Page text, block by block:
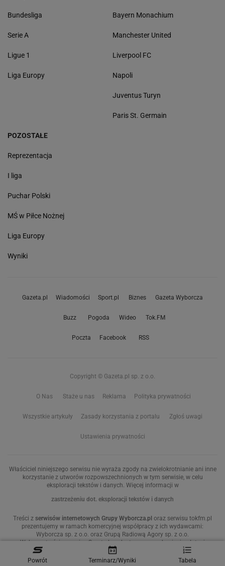
Powrót Terminarz/Wyniki Tabela
Bundesliga
Serie A
Ligue 1
Liga Europy
Bayern Monachium
Manchester United
Liverpool FC
Napoli
Juventus Turyn
Paris St. Germain
POZOSTAŁE
Reprezentacja
I liga
Puchar Polski
MŚ w Piłce Nożnej
Liga Europy
Wyniki
Gazeta.pl Wiadomości Sport.pl Biznes Gazeta Wyborcza
Buzz Pogoda Wideo Tok.FM
Poczta Facebook RSS
Copyright © Gazeta.pl sp. z o.o.
O Nas Staże u nas Reklama Polityka prywatności
Wszystkie artykuły Zasady korzystania z portalu Zgłoś uwagi
Ustawienia prywatności
Właściciel niniejszego serwisu nie wyraża zgody na zwielokrotnianie ani inne
korzystanie z utworów rozpowszechnionych w tym serwisie, w celu
eksploracji tekstów i danych. Więcej informacji w
zastrzeżeniu dot. eksploracji tekstów i danych
Treści z serwisów internetowych Grupy Wyborcza.pl oraz serwisu tokfm.pl
prezentujemy w ramach komercyjnej współpracy z ich wydawcami:
Wyborcza sp. z o.o. oraz Grupą Radiową Agory sp. z o.o.
Wybrane treści z serwisu Sport.pl są dostępne po wykupieniu płatnej
subskrypcji